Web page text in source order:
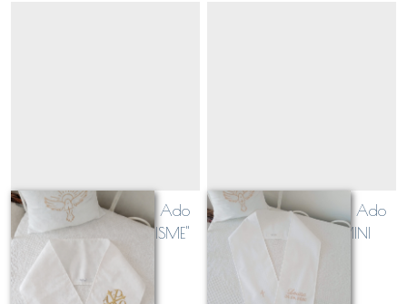
Echarpe de Baptême Ado
Adulte brodée "CHRISME"
(personnalisable avec date
et prénom)
À partir de
Echarpe de Baptême Ado
Adulte brodée "MINI
CROIX" (personnalisable
avec date et prénom)
À partir de